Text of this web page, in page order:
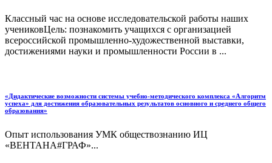
Классный час на основе исследовательской работы наших
учениковЦель: познакомить учащихся с организацией
всероссийской промышленно-художественной выставки,
достижениями науки и промышленности России в ...
«Дидактические возможности системы учебно-методического комплекса «Алгоритм
успеха» для достижения образовательных результатов основного и среднего общего
образования»
Опыт использования УМК обществознанию ИЦ
«ВЕНТАНА#ГРАФ»...